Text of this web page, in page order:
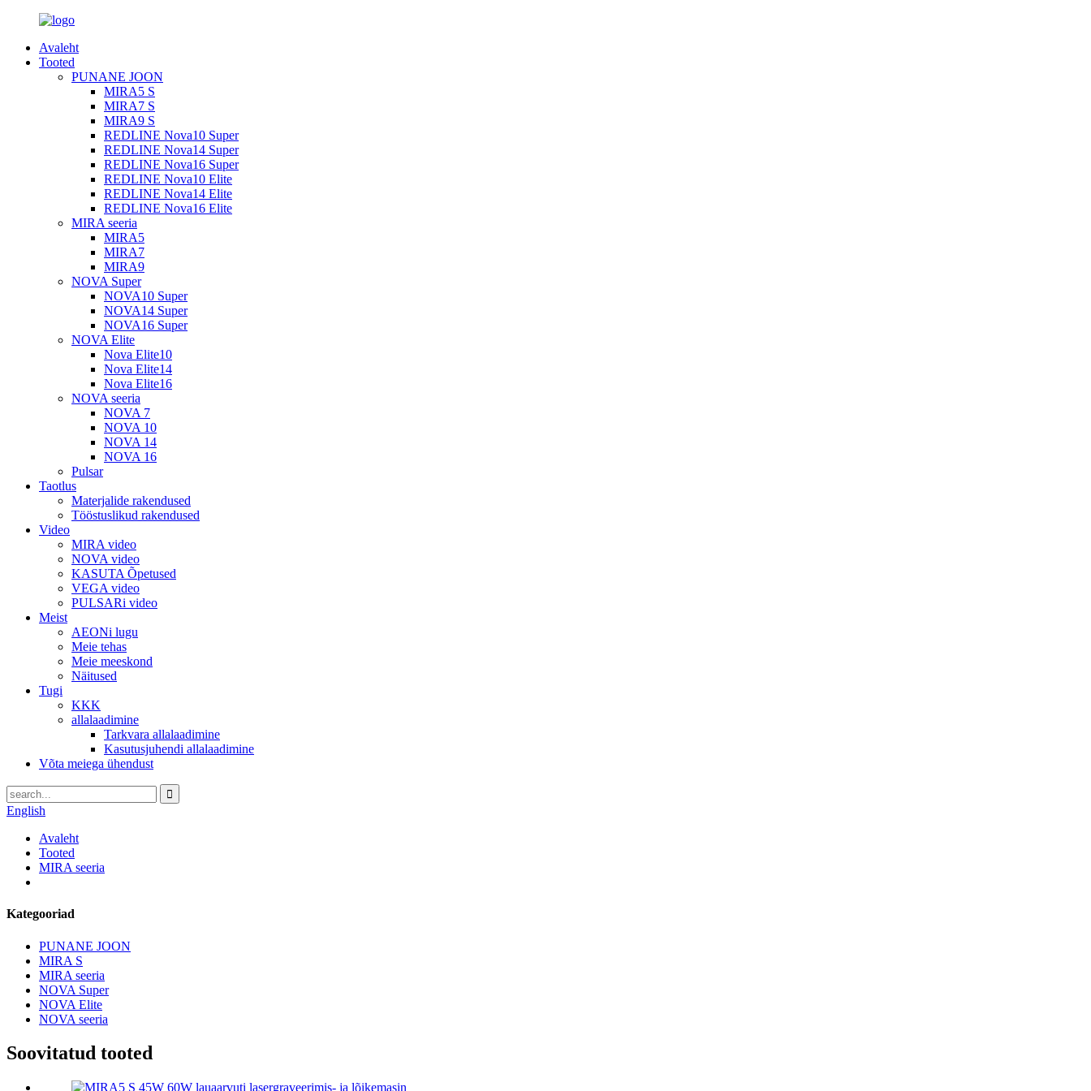
Avaleht
Tooted
PUNANE JOON
MIRA5 S
MIRA7 S
MIRA9 S
REDLINE Nova10 Super
REDLINE Nova14 Super
REDLINE Nova16 Super
REDLINE Nova10 Elite
REDLINE Nova14 Elite
REDLINE Nova16 Elite
MIRA seeria
MIRA5
MIRA7
MIRA9
NOVA Super
NOVA10 Super
NOVA14 Super
NOVA16 Super
NOVA Elite
Nova Elite10
Nova Elite14
Nova Elite16
NOVA seeria
NOVA 7
NOVA 10
NOVA 14
NOVA 16
Pulsar
Taotlus
Materjalide rakendused
Tööstuslikud rakendused
Video
MIRA video
NOVA video
KASUTA Õpetused
VEGA video
PULSARi video
Meist
AEONi lugu
Meie tehas
Meie meeskond
Näitused
Tugi
KKK
allalaadimine
Tarkvara allalaadimine
Kasutusjuhendi allalaadimine
Võta meiega ühendust
English
Avaleht
Tooted
MIRA seeria
Kategooriad
PUNANE JOON
MIRA S
MIRA seeria
NOVA Super
NOVA Elite
NOVA seeria
Soovitatud tooted